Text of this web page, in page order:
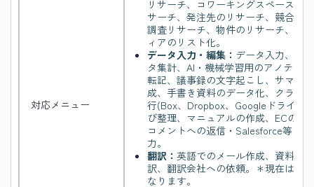
対応メニュー
リサーチ、コワーキングスペースリ
サーチ、発注先のリサーチ、競合価
調査リサーチ、物件のリサーチ、情
ィアのリスト化。
データ入力・編集： データ入力、デ
タ集計、AI・機械学習用のアノテー
転記、議事録の文字起こし、サマリ
成、手書き資料のデータ化、クラウ
行(Box、Dropbox、Googleドライブ
び整理、マニュアルの作成、ECの商
コメントへの返信・Salesforce等の
力。
翻訳： 英語でのメール作成、資料の
訳、翻訳会社への依頼。＊現在は英
なります。